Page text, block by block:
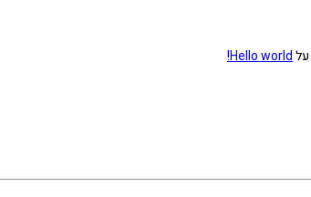
עלHello world!